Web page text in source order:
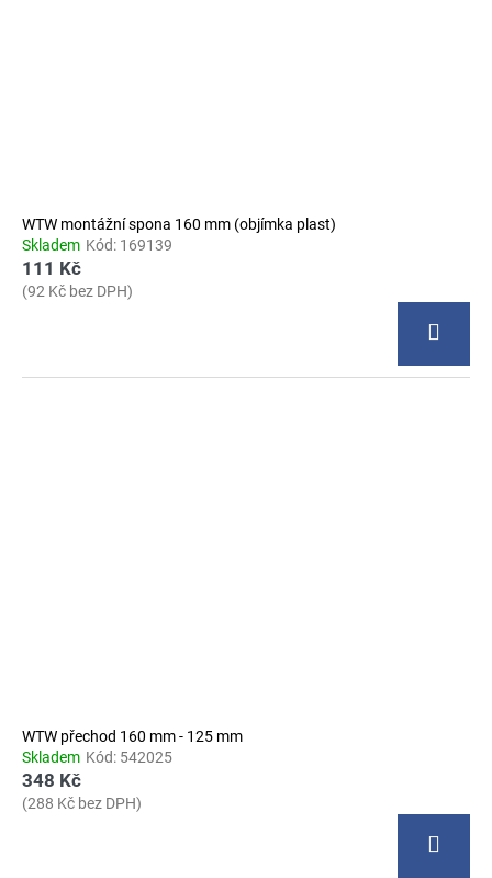
WTW montážní spona 160 mm (objímka plast)
Skladem Kód: 169139
111 Kč
(92 Kč bez DPH)
WTW přechod 160 mm - 125 mm
Skladem Kód: 542025
348 Kč
(288 Kč bez DPH)